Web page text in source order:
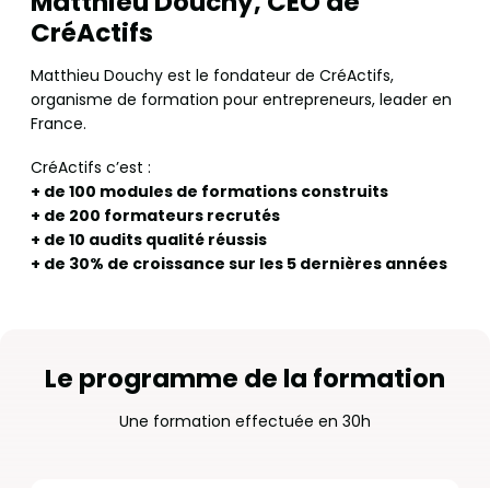
CréActifs
Matthieu Douchy est le fondateur de CréActifs,
organisme de formation pour entrepreneurs, leader en
France.
CréActifs c’est :
+ de 100 modules de formations construits
+ de 200 formateurs recrutés
+ de 10 audits qualité réussis
+ de 30% de croissance sur les 5 dernières années
Le programme de la formation
Une formation effectuée en 30h